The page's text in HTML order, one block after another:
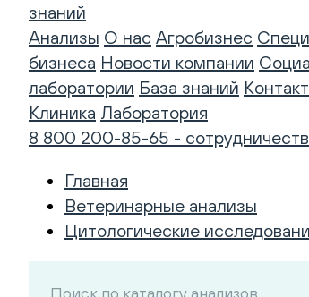
знаний
Анализы О нас Агробизнес
бизнеса Новости компании
лаборатории База знаний
Клиника Лаборатория
8 800 200-85-65 -
Главная
Ветеринарные анализы
Цитологические